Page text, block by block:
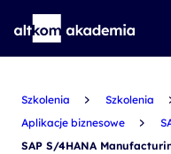
Szkolenia Szkolenia
Aplikacje biznesowe
SAP S/4HANA